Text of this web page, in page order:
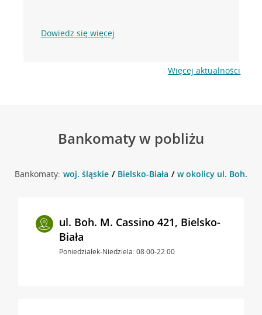
Dowiedz się więcej
Więcej aktualności
Bankomaty w pobliżu
Bankomaty: woj. śląskie Bielsko-Biała w okolicy ul. Boh. M.
ul. Boh. M. Cassino 421, Bielsko-
Biała
Poniedziałek-Niedziela: 08:00-22:00